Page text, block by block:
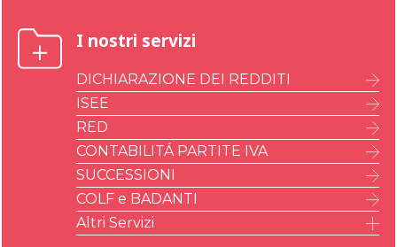
I nostri servizi
DICHIARAZIONE DEI REDDITI
ISEE
RED
CONTABILITÁ PARTITE IVA
SUCCESSIONI
COLF e BADANTI
Altri Servizi